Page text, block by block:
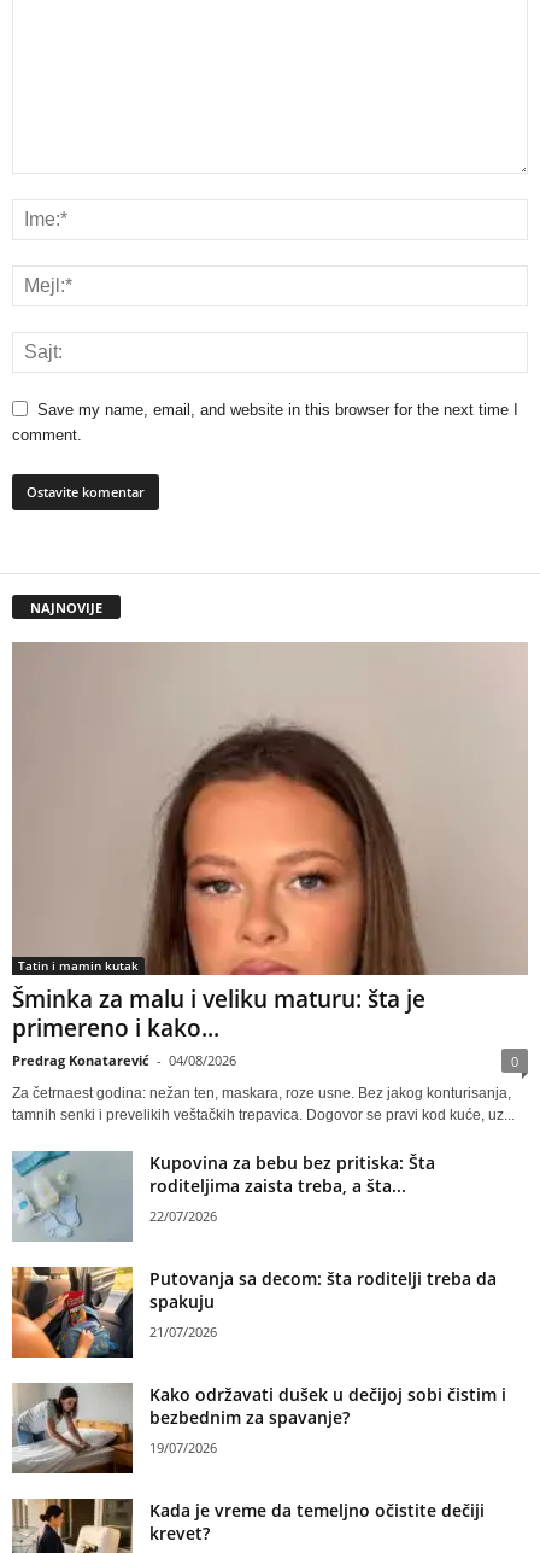
Save my name, email, and website in this browser for the next time I
comment.
NAJNOVIJE
Tatin i mamin kutak
Šminka za malu i veliku maturu: šta je
primereno i kako...
Predrag Konatarević - 04/08/2026 0
Za četrnaest godina: nežan ten, maskara, roze usne. Bez jakog konturisanja,
tamnih senki i prevelikih veštačkih trepavica. Dogovor se pravi kod kuće, uz...
Kupovina za bebu bez pritiska: Šta
roditeljima zaista treba, a šta...
22/07/2026
Putovanja sa decom: šta roditelji treba da
spakuju
21/07/2026
Kako održavati dušek u dečijoj sobi čistim i
bezbednim za spavanje?
19/07/2026
Kada je vreme da temeljno očistite dečiji
krevet?